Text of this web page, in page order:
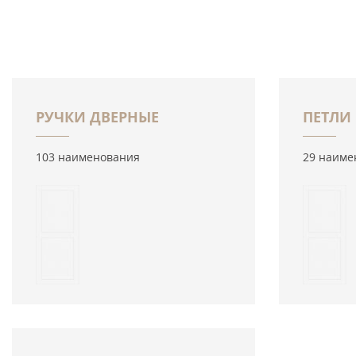
РУЧКИ ДВЕРНЫЕ
103 наименования
ПЕТЛИ
29